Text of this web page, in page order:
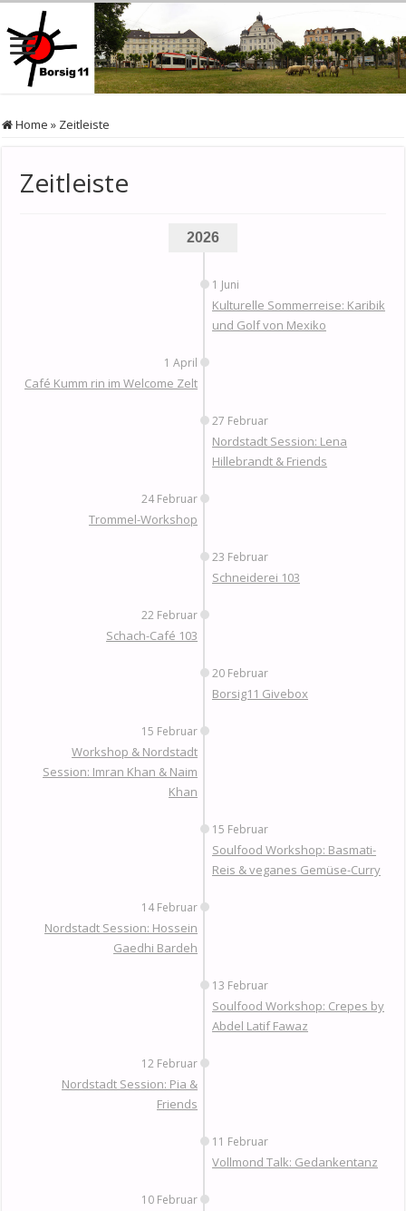
Home » Zeitleiste
Zeitleiste
2026
1 Juni
Kulturelle Sommerreise: Karibik
und Golf von Mexiko
1 April
Café Kumm rin im Welcome Zelt
27 Februar
Nordstadt Session: Lena
Hillebrandt & Friends
24 Februar
Trommel-Workshop
23 Februar
Schneiderei 103
22 Februar
Schach-Café 103
20 Februar
Borsig11 Givebox
15 Februar
Workshop & Nordstadt
Session: Imran Khan & Naim
Khan
15 Februar
Soulfood Workshop: Basmati-
Reis & veganes Gemüse-Curry
14 Februar
Nordstadt Session: Hossein
Gaedhi Bardeh
13 Februar
Soulfood Workshop: Crepes by
Abdel Latif Fawaz
12 Februar
Nordstadt Session: Pia &
Friends
11 Februar
Vollmond Talk: Gedankentanz
10 Februar